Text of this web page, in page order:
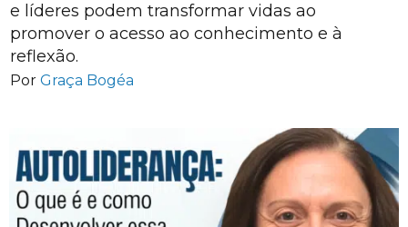
e líderes podem transformar vidas ao
promover o acesso ao conhecimento e à
reflexão.
Por Graça Bogéa